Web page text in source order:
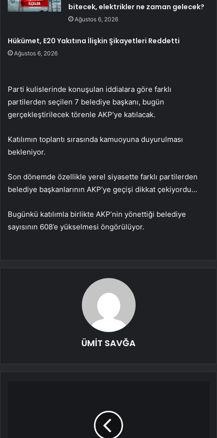
bitecek, elektrikler ne zaman gelecek?
Ağustos 6, 2026
Hükümet, E20 Yakıtına İlişkin Şikayetleri Reddetti
Ağustos 6, 2026
Parti kulislerinde konuşulan iddialara göre farklı
partilerden seçilen 7 belediye başkanı, bugün
gerçekleştirilecek törenle AKP’ye katılacak.
Katılımın toplantı sırasında kamuoyuna duyurulması
bekleniyor.
Son dönemde özellikle yerel siyasette farklı partilerden
belediye başkanlarının AKP’ye geçişi dikkat çekiyordu…
Bugünkü katılımla birlikte AKP’nin yönettiği belediye
sayısının 608’e yükselmesi öngörülüyor.
ÜMİT SAVĞA